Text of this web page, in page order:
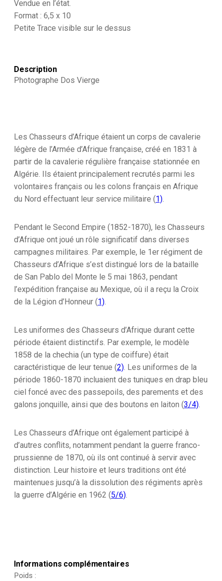
Vendue en l’état.
Format : 6,5 x 10
Petite Trace visible sur le dessus
Description
Photographe Dos Vierge
Les Chasseurs d’Afrique étaient un corps de cavalerie
légère de l’Armée d’Afrique française, créé en 1831 à
partir de la cavalerie régulière française stationnée en
Algérie. Ils étaient principalement recrutés parmi les
volontaires français ou les colons français en Afrique
du Nord effectuant leur service militaire (1)
Pendant le Second Empire (1852-1870), les Chasseurs
d’Afrique ont joué un rôle significatif dans diverses
campagnes militaires. Par exemple, le 1er régiment de
Chasseurs d’Afrique s’est distingué lors de la bataille
de San Pablo del Monte le 5 mai 1863, pendant
l’expédition française au Mexique, où il a reçu la Croix
de la Légion d’Honneur (1)
Les uniformes des Chasseurs d’Afrique durant cette
période étaient distinctifs. Par exemple, le modèle
1858 de la chechia (un type de coiffure) était
caractéristique de leur tenue (2) . Les uniformes de la
période 1860-1870 incluaient des tuniques en drap bleu
ciel foncé avec des passepoils, des parements et des
galons jonquille, ainsi que des boutons en laiton (3/4)
Les Chasseurs d’Afrique ont également participé à
d’autres conflits, notamment pendant la guerre franco-
prussienne de 1870, où ils ont continué à servir avec
distinction. Leur histoire et leurs traditions ont été
maintenues jusqu’à la dissolution des régiments après
la guerre d’Algérie en 1962 (5/6)
Informations complémentaires
Poids